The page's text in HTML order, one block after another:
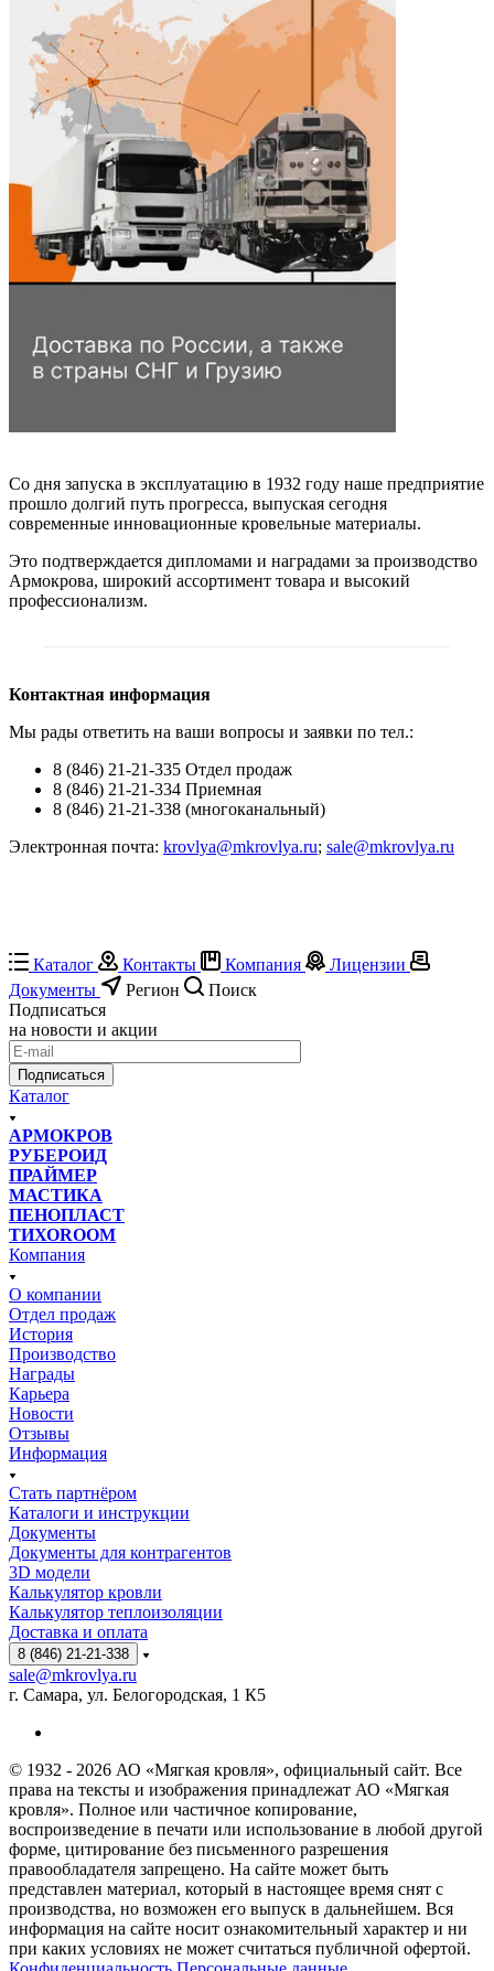
Со дня запуска в эксплуатацию в 1932 году наше предприятие
прошло долгий путь прогресса, выпуская сегодня
современные инновационные кровельные материалы.
Это подтверждается дипломами и наградами за производство
Армокрова, широкий ассортимент товара и высокий
профессионализм.
Контактная информация
Мы рады ответить на ваши вопросы и заявки по тел.:
8 (846) 21-21-335 Отдел продаж
8 (846) 21-21-334 Приемная
8 (846) 21-21-338 (многоканальный)
Электронная почта: krovlya@mkrovlya.ru; sale@mkrovlya.ru
Каталог Контакты Компания
Лицензии
Документы
Регион
Поиск
Подписаться
на новости и акции
Подписаться
Каталог
АРМОКРОВ
РУБЕРОИД
ПРАЙМЕР
МАСТИКА
ПЕНОПЛАСТ
ТИХОROOM
Компания
О компании
Отдел продаж
История
Производство
Награды
Карьера
Новости
Отзывы
Информация
Стать партнёром
Каталоги и инструкции
Документы
Документы для контрагентов
3D модели
Калькулятор кровли
Калькулятор теплоизоляции
Доставка и оплата
8 (846) 21-21-338
sale@mkrovlya.ru
г. Самара, ул. Белогородская, 1 К5
© 1932 - 2026 АО «Мягкая кровля», официальный сайт. Все
права на тексты и изображения принадлежат АО «Мягкая
кровля». Полное или частичное копирование,
воспроизведение в печати или использование в любой другой
форме, цитирование без письменного разрешения
правообладателя запрещено. На сайте может быть
представлен материал, который в настоящее время снят с
производства, но возможен его выпуск в дальнейшем. Вся
информация на сайте носит ознакомительный характер и ни
при каких условиях не может считаться публичной офертой.